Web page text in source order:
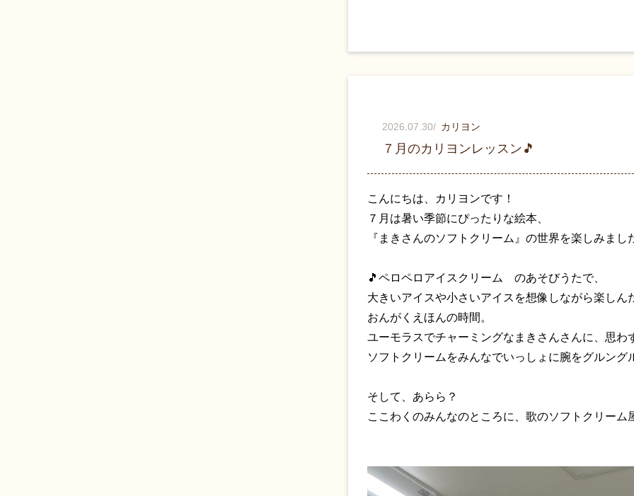
2026.07.30/ カリヨン
７月のカリヨンレッスン🎵
こんにちは、カリヨンです！
７月は暑い季節にぴったりな絵本、
『まきさんのソフトクリーム』の世界を楽しみまし
🎵ペロペロアイスクリーム のあそびうたで、
大きいアイスや小さいアイスを想像しながら楽しん
おんがくえほんの時間。
ユーモラスでチャーミングなまきさんさんに、思わ
ソフトクリームをみんなでいっしょに腕をグルング
そして、あらら？
ここわくのみんなのところに、歌のソフトクリーム